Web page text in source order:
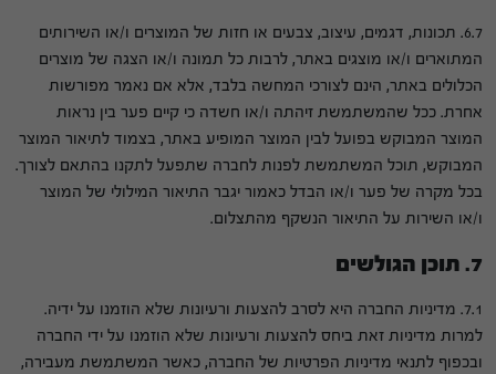
6.7. תכונות, דגמים, עיצוב, צבעים או חזות של המוצרים ו/או השירותים
המתוארים ו/או מוצגים באתר, לרבות כל תמונה ו/או הצגה של מוצרים
הכלולים באתר, הינם לצורכי המחשה בלבד, אלא אם נאמר מפורשות
אחרת. ככל שהמשתמשת זיהתה ו/או חשדה כי קיים פער בין נראות
המוצר המבוקש בפועל לבין המוצר המופיע באתר, בצמוד לתיאור המוצר
המבוקש, תוכל המשתמשת לפנות לחברה שתפעל לתקנו בהתאם לצורך.
בכל מקרה של פער ו/או הבדל כאמור יגבר התיאור המילולי של המוצר
ו/או השירות על התיאור הנשקף מהתצלום.
7. תוכן הגולשים
7.1. מדיניות החברה היא לסרב להצעות ורעיונות שלא הוזמנו על ידיה.
למרות מדיניות זאת ביחס להצעות ורעיונות שלא הוזמנו על ידי החברה
ובכפוף לתנאי מדיניות הפרטיות של החברה, כאשר המשתמשת מעבירה,